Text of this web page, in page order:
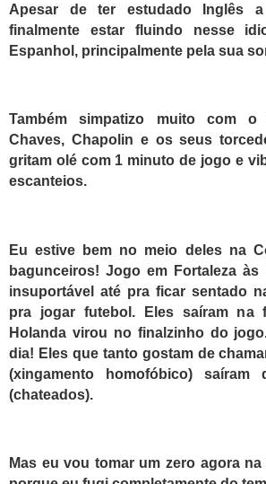
Apesar de ter estudado Inglês
finalmente estar fluindo nesse
Espanhol, principalmente pela sua
Também simpatizo muito com
Chaves, Chapolin e os seus
gritam olé com 1 minuto de jogo e
escanteios.
Eu estive bem no meio deles na
bagunceiros! Jogo em Fortaleza às
insuportável até pra ficar sentado
pra jogar futebol. Eles saíram na
Holanda virou no finalzinho do
dia! Eles que tanto gostam de
(xingamento homofóbico)
(chateados).
Mas eu vou tomar um zero agora na